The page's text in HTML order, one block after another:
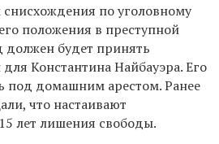
по уголовному
положения в преступной
должен будет принять
Константина Найбауэра. Его
под домашним арестом. Ранее
что настаивают
лет лишения свободы.